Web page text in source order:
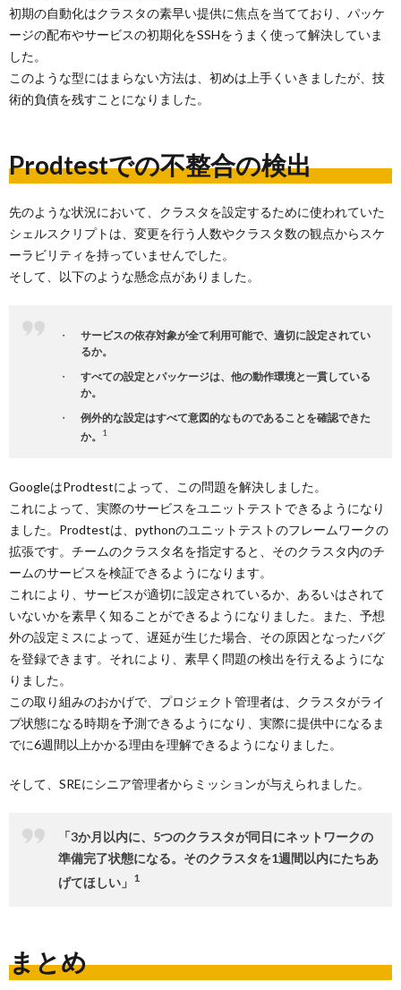
初期の自動化はクラスタの素早い提供に焦点を当てており、パッケ
ージの配布やサービスの初期化をSSHをうまく使って解決していま
した。
このような型にはまらない方法は、初めは上手くいきましたが、技
術的負債を残すことになりました。
Prodtestでの不整合の検出
先のような状況において、クラスタを設定するために使われていた
シェルスクリプトは、変更を行う人数やクラスタ数の観点からスケ
ーラビリティを持っていませんでした。
そして、以下のような懸念点がありました。
サービスの依存対象が全て利用可能で、適切に設定されてい
るか。
すべての設定とパッケージは、他の動作環境と一貫している
か。
例外的な設定はすべて意図的なものであることを確認できた
か。
1
GoogleはProdtestによって、この問題を解決しました。
これによって、実際のサービスをユニットテストできるようになり
ました。Prodtestは、pythonのユニットテストのフレームワークの
拡張です。チームのクラスタ名を指定すると、そのクラスタ内のチ
ームのサービスを検証できるようになります。
これにより、サービスが適切に設定されているか、あるいはされて
いないかを素早く知ることができるようになりました。また、予想
外の設定ミスによって、遅延が生じた場合、その原因となったバグ
を登録できます。それにより、素早く問題の検出を行えるようにな
りました。
この取り組みのおかげで、プロジェクト管理者は、クラスタがライ
ブ状態になる時期を予測できるようになり、実際に提供中になるま
でに6週間以上かかる理由を理解できるようになりました。
そして、SREにシニア管理者からミッションが与えられました。
「3か月以内に、5つのクラスタが同日にネットワークの
準備完了状態になる。そのクラスタを1週間以内にたちあ
げてほしい」 1
まとめ